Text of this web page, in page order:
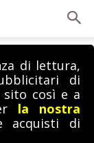
di lettura,
di
sito così e a
la nostra
acquisti di